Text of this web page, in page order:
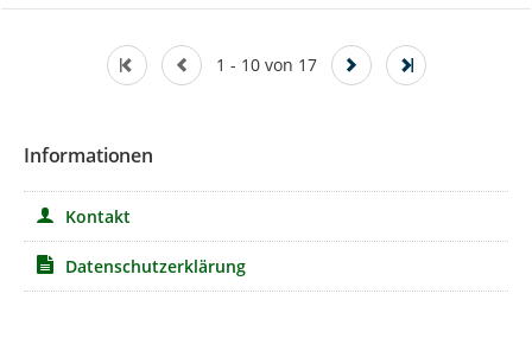
1 - 10 von 17
Informationen
Kontakt
Datenschutzerklärung